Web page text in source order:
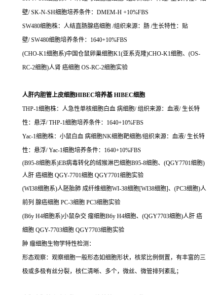
壁/ SK-N-SH细胞培养条件：DMEM-H +10%FBS
SW480细胞株：人结直肠腺癌细胞 /组织来源：肠 /生长特性：贴
壁/ SW480细胞培养条件：1640+10%FBS
(CHO-K1细胞系)中国仓鼠卵巢细胞K1(亚系克隆)CHO-K1细胞、(OS-
RC-2细胞)人肾 癌细胞 OS-RC-2细胞实验
人肝内胆管上皮细胞HIBEC培养基 HIBEC细胞
THP-1细胞株：人急性单核细胞白血 病细胞/ 组织来源：血液/ 生长特
性：悬浮/ THP-1细胞培养条件：1640+10%FBS
Yac-1细胞株：小鼠白血 病细胞NK细胞靶细胞/组织来源：血液/ 生长特
性：悬浮/ Yac-1细胞培养条件：1640+10%FBS
(B95-8细胞系)EB病毒转化的绒猴淋巴细胞B95-8细胞、(QGY7701细胞)
人肝 癌细胞 QGY-7701细胞 QGY7701细胞实验
(WI38细胞系)人胚胎肺 成纤维细胞WI-38细胞[WI38细胞]、(PC3细胞)人
前列 腺癌细胞 PC-3细胞 PC3细胞实验
(B6y H4细胞系)小鼠杂交 瘤细胞B6y H4细胞、(QGY7703细胞)人肝 癌
细胞 QGY-7703细胞 QGY7703细胞实验
肿 瘤细胞生物学特性检测：
形态观察：观察细胞一般形态如细胞形状，核浆比例倒置，有丰富的三
极或多极有丝分裂，核仁清晰、多个，微丝、微管排列紊乱；